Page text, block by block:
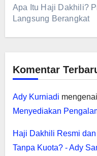
Apa Itu Haji Dakhili?
Langsung Berangkat
Komentar
Ady Kurniadi mengenai
Menyediakan
Haji Dakhili Resmi
Tanpa Kuota? - Ady